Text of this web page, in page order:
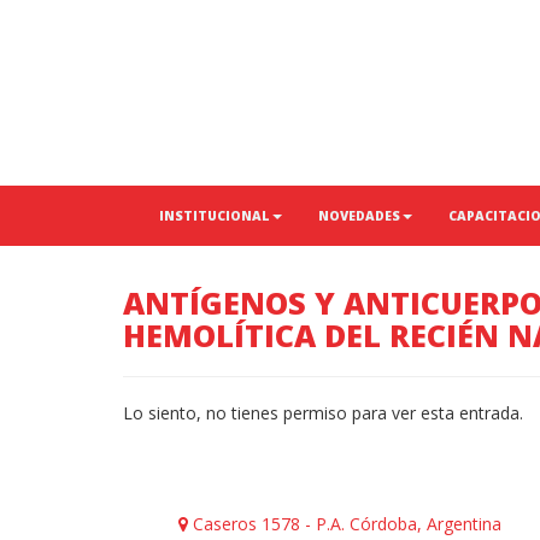
INSTITUCIONAL NOVEDADES
ANTÍGENOS Y
HEMOLÍTICA DEL RECIÉN
Lo siento, no tienes permiso para ver esta entrada.
Caseros 1578 - P.A. Córdoba, Argentina